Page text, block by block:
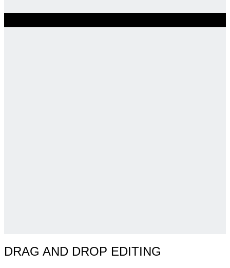
DRAG AND DROP EDITING